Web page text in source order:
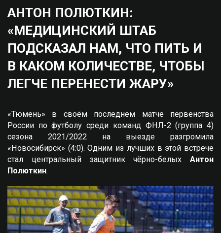
АНТОН ПОЛЮТКИН:
«МЕДИЦИНСКИЙ ШТАБ
ПОДСКАЗАЛ НАМ, ЧТО ПИТЬ И
В КАКОМ КОЛИЧЕСТВЕ, ЧТОБЫ
ЛЕГЧЕ ПЕРЕНЕСТИ ЖАРУ»
«Тюмень» в своём последнем матче первенства
России по футболу среди команд ФНЛ-2 (группа 4)
сезона 2021/2022 на выезде разгромила
«Новосибирск» (4:0). Одним из лучших в этой встрече
стал центральный защитник чёрно-белых Антон
Полюткин.